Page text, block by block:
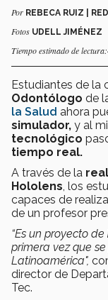
Por REBECA RUIZ |
Fotos UDELL JIMÉNEZ
Tiempo estimado de
Estudiantes de la
Odontólogo de
la Salud ahora
simulador, y al
tecnológico
tiempo real.
A través de la
Hololens , los
capaces de
de un profesor
“Es un proyecto de
primera vez que
Latinoamérica",
director de
Tec.